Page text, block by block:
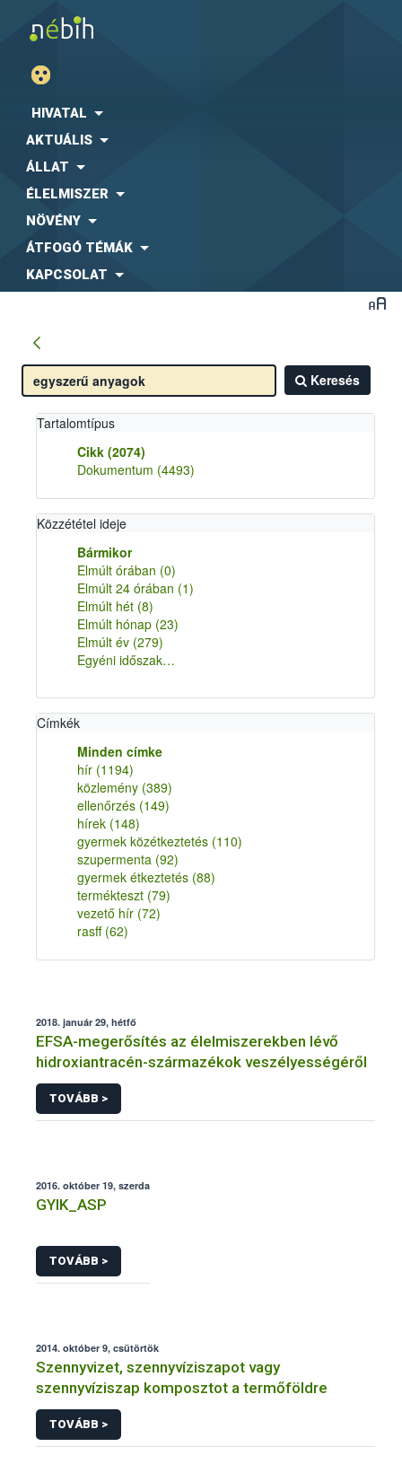
HIVATAL
AKTUÁLIS
ÁLLAT
ÉLELMISZER
NÖVÉNY
ÁTFOGÓ TÉMÁK
KAPCSOLAT
Keresés
Tartalomtípus
Cikk (2074)
Dokumentum (4493)
Közzététel ideje
Bármikor
Elmúlt órában (0)
Elmúlt 24 órában (1)
Elmúlt hét (8)
Elmúlt hónap (23)
Elmúlt év (279)
Egyéni időszak…
Címkék
Minden címke
hír (1194)
közlemény (389)
ellenőrzés (149)
hírek (148)
gyermek közétkeztetés (110)
szupermenta (92)
gyermek étkeztetés (88)
termékteszt (79)
vezető hír (72)
rasff (62)
2018. január 29, hétfő
EFSA-megerősítés az élelmiszerekben lévő
hidroxiantracén-származékok veszélyességéről
TOVÁBB >
2016. október 19, szerda
GYIK_ASP
TOVÁBB >
2014. október 9, csütörtök
Szennyvizet, szennyvíziszapot vagy
szennyvíziszap komposztot a termőföldre
TOVÁBB >